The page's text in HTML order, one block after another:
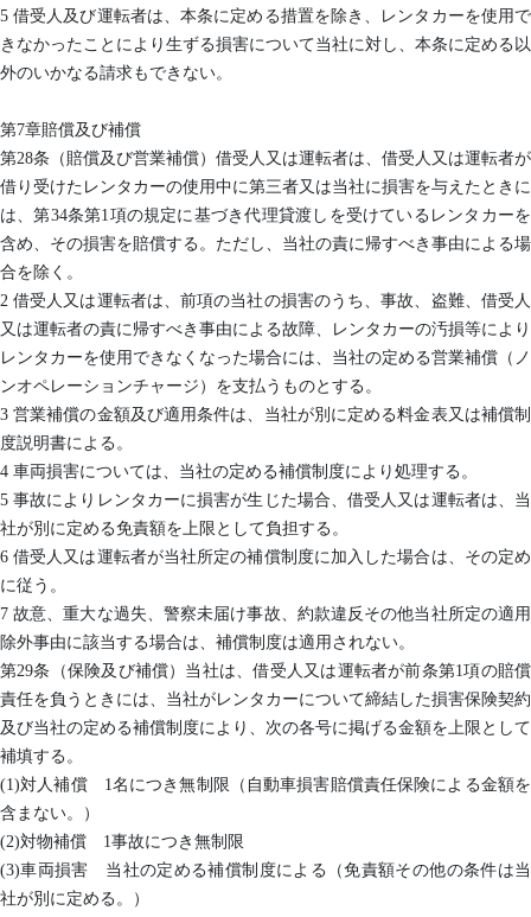
5 借受人及び運転者は、本条に定める措置を除き、レンタカーを使用で
きなかったことにより生ずる損害について当社に対し、本条に定める以
外のいかなる請求もできない。
第7章賠償及び補償
第28条（賠償及び営業補償）借受人又は運転者は、借受人又は運転者が
借り受けたレンタカーの使用中に第三者又は当社に損害を与えたときに
は、第34条第1項の規定に基づき代理貸渡しを受けているレンタカーを
含め、その損害を賠償する。ただし、当社の責に帰すべき事由による場
合を除く。
2 借受人又は運転者は、前項の当社の損害のうち、事故、盗難、借受人
又は運転者の責に帰すべき事由による故障、レンタカーの汚損等により
レンタカーを使用できなくなった場合には、当社の定める営業補償（ノ
ンオペレーションチャージ）を支払うものとする。
3 営業補償の金額及び適用条件は、当社が別に定める料金表又は補償制
度説明書による。
4 車両損害については、当社の定める補償制度により処理する。
5 事故によりレンタカーに損害が生じた場合、借受人又は運転者は、当
社が別に定める免責額を上限として負担する。
6 借受人又は運転者が当社所定の補償制度に加入した場合は、その定め
に従う。
7 故意、重大な過失、警察未届け事故、約款違反その他当社所定の適用
除外事由に該当する場合は、補償制度は適用されない。
第29条（保険及び補償）当社は、借受人又は運転者が前条第1項の賠償
責任を負うときには、当社がレンタカーについて締結した損害保険契約
及び当社の定める補償制度により、次の各号に掲げる金額を上限として
補填する。
(1)対人補償 1名につき無制限（自動車損害賠償責任保険による金額を
含まない。）
(2)対物補償 1事故につき無制限
(3)車両損害 当社の定める補償制度による（免責額その他の条件は当
社が別に定める。）